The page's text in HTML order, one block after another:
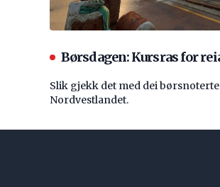
Børsdagen: Kursras for
Slik gjekk det med dei børsnoterte
Nordvestlandet.